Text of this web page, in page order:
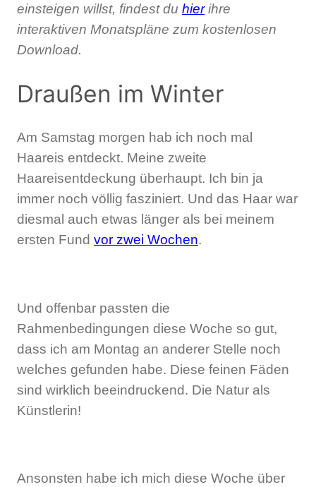
einsteigen willst, findest du hierihre
interaktiven Monatspläne zum kostenlosen
Download.
Draußen im Winter
Am Samstag morgen hab ich noch mal
Haareis entdeckt. Meine zweite
Haareisentdeckung überhaupt. Ich bin ja
immer noch völlig fasziniert. Und das Haar war
diesmal auch etwas länger als bei meinem
ersten Fund vor zwei Wochen.
Und offenbar passten die
Rahmenbedingungen diese Woche so gut,
dass ich am Montag an anderer Stelle noch
welches gefunden habe. Diese feinen Fäden
sind wirklich beeindruckend. Die Natur als
Künstlerin!
Ansonsten habe ich mich diese Woche über